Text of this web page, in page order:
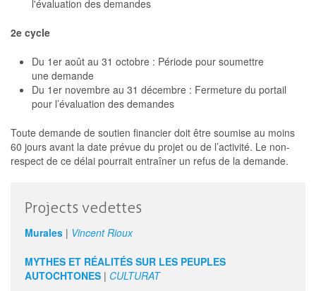
l'évaluation des demandes
2e cycle
Du 1er août au 31 octobre : Période pour soumettre
une demande
Du 1er novembre au 31 décembre : Fermeture du portail
pour l’évaluation des demandes
Toute demande de soutien financier doit être soumise au moins
60 jours avant la date prévue du projet ou de l’activité. Le non-
respect de ce délai pourrait entraîner un refus de la demande.
Projects vedettes
Murales | Vincent Rioux
MYTHES ET RÉALITÉS SUR LES PEUPLES
AUTOCHTONES | CULTURAT